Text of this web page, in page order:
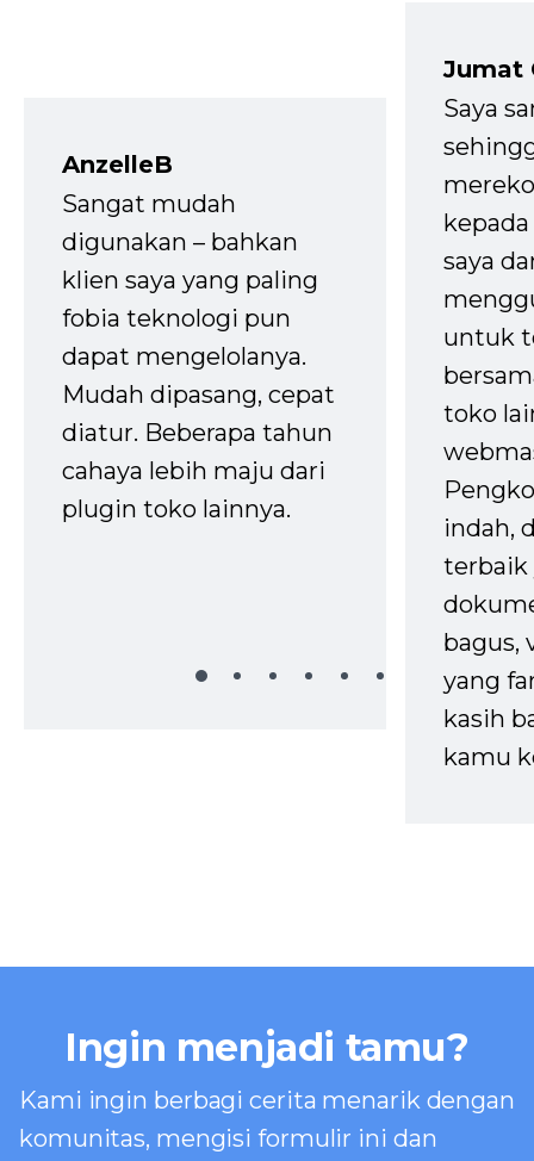
AnzelleB
Sangat mudah
digunakan – bahkan
klien saya yang paling
fobia teknologi pun
dapat mengelolanya.
Mudah dipasang, cepat
diatur. Beberapa tahun
cahaya lebih maju dari
plugin toko lainnya.
Jumat
Saya
saya
untuk
toko
indah,
terbaik
bagus,
yang
kasih
kamu
Ingin menjadi tamu?
Kami ingin berbagi cerita menarik dengan
komunitas, mengisi formulir ini dan